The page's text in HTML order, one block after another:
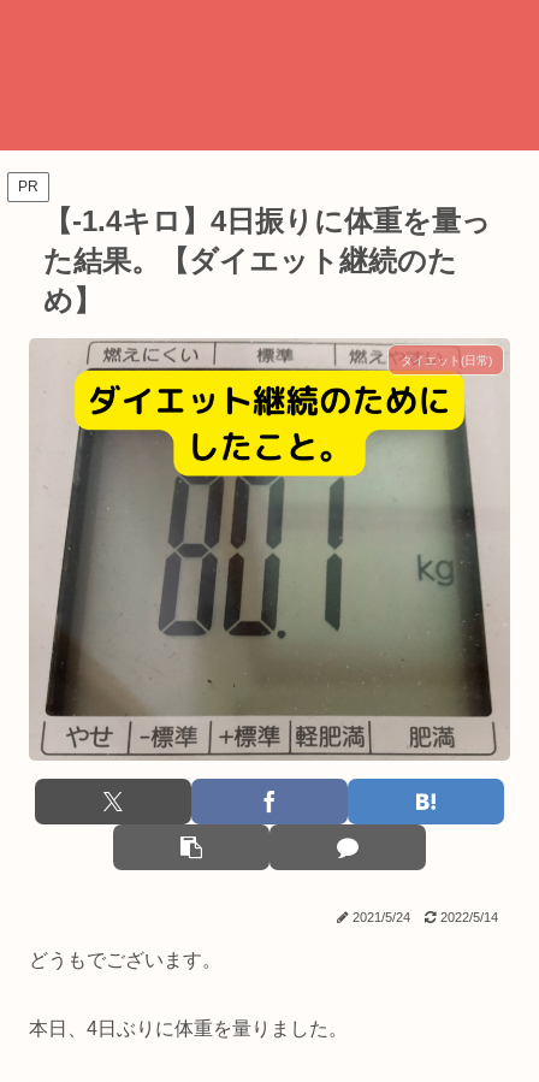
PR
【-1.4キロ】4日振りに体重を量っ
た結果。【ダイエット継続のた
め】
ダイエット(日常)
2021/5/24 2022/5/14
どうもでございます。
本日、4日ぶりに体重を量りました。